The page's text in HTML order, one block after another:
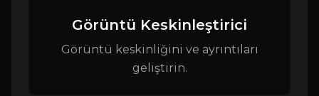
Görüntü Keskinleştirici
Görüntü keskinliğini ve ayrıntıları
geliştirin.